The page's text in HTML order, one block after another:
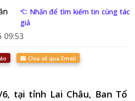
Nhấn để tìm kiếm tin cùng tác
giả
09:53
Chia sẻ qua Email
6, tại tỉnh Lai Châu, Ban Tổ